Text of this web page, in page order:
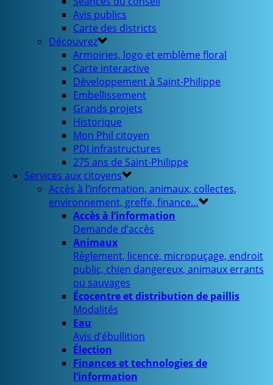
Avis publics
Carte des districts
Découvrez
Armoiries, logo et emblème floral
Carte interactive
Développement à Saint-Philippe
Embellissement
Grands projets
Historique
Mon Phil citoyen
PDI infrastructures
275 ans de Saint-Philippe
Services aux citoyens
Accès à l’information, animaux, collectes,
environnement, greffe, finance…
Accès à l’information
Demande d’accès
Animaux
Règlement, licence, micropuçage, endroit
public, chien dangereux, animaux errants
ou sauvages
Écocentre et distribution de paillis
Modalités
Eau
Avis d’ébullition
Élection
Finances et technologies de
l’information